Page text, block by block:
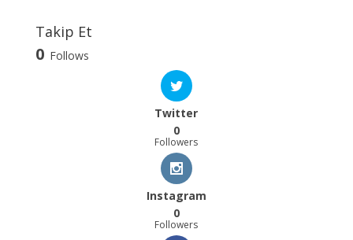
Takip Et
0 Follows
Twitter
0
Followers
Instagram
0
Followers